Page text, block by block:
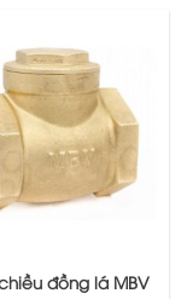
đồng lá MBV